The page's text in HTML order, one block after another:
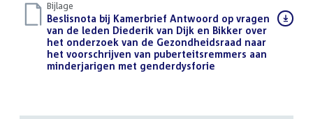
Bijlage
Download
bestand:
Beslisnota bij Kamerbrief Antwoord op vragen
van de leden Diederik van Dijk en Bikker over
het onderzoek van de Gezondheidsraad naar
het voorschrijven van puberteitsremmers aan
minderjarigen met genderdysforie